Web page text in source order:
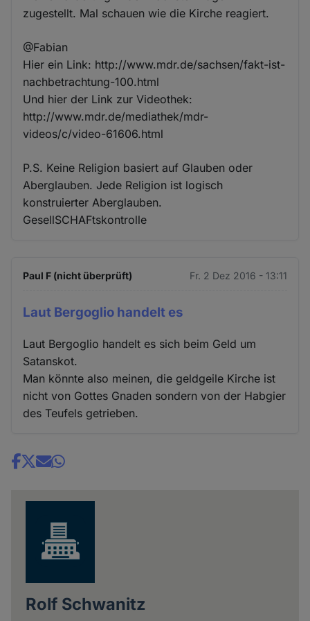
zugestellt. Mal schauen wie die Kirche reagiert.
@Fabian
Hier ein Link: http://www.mdr.de/sachsen/fakt-ist-
nachbetrachtung-100.html
Und hier der Link zur Videothek:
http://www.mdr.de/mediathek/mdr-
videos/c/video-61606.html
P.S. Keine Religion basiert auf Glauben oder
Aberglauben. Jede Religion ist logisch
konstruierter Aberglauben.
GesellSCHAFtskontrolle
Paul F (nicht überprüft) Fr. 2 Dez 2016 - 13:11
Laut Bergoglio handelt es
Laut Bergoglio handelt es sich beim Geld um
Satanskot.
Man könnte also meinen, die geldgeile Kirche ist
nicht von Gottes Gnaden sondern von der Habgier
des Teufels getrieben.
Share
Rolf Schwanitz